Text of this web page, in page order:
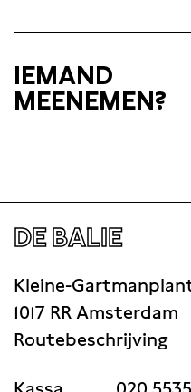
IEMAND
MEENEMEN?
DE BALIE
Kleine-
1017 RR Amsterdam
Routebeschrijving